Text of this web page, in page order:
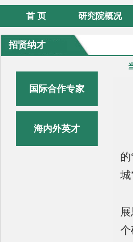
首 页 研究院概况
招贤纳才
国际合作专家
海内外英才
的
城